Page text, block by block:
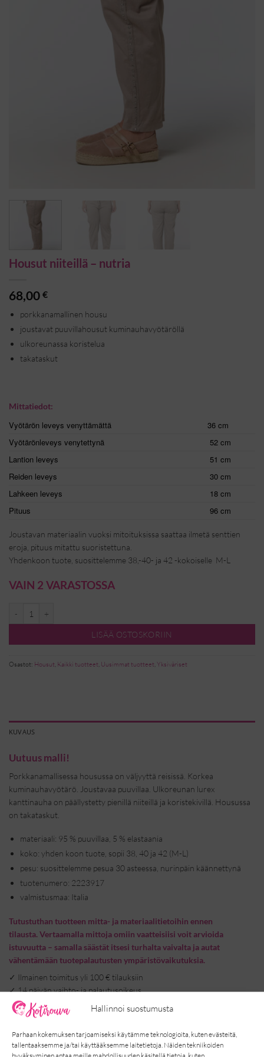
Hallinnoi suostumusta
Parhaan kokemuksen tarjoamiseksi käytämme teknologioita, kuten evästeitä,
tallentaaksemme ja/tai käyttääksemme laitetietoja. Näiden tekniikoiden
Housut niiteillä – nutria
68,00 €
porkkanamallinen housu
joustavat puuvillahousut kuminauhavyötäröllä
ulkoreunassa koristelua
takataskut
Mittatiedot:
Vyötärön leveys venyttämättä
36 cm
Vyötärönleveys venytettynä
52 cm
Lantion leveys
51 cm
Reiden leveys
30 cm
Lahkeen leveys
18 cm
Pituus
96 cm
Joustavan materiaalin vuoksi mitoituksissa saattaa ilmetä senttien
eroja, pituus mitattu suoristettuna.
Yhdenkoon tuote, suosittelemme 38,-40- ja 42 -kokoiselle M-L
VAIN 2 VARASTOSSA
LISÄÄ OSTOSKORIIN
Osastot: Housut, Kaikki tuotteet, Uusimmat tuotteet,Yksiväriset
KUVAUS
Uutuus malli!
Porkkanamallisessa housussa on väljyyttä reisissä. Korkea
kuminauhavyötärö. Joustavaa puuvillaa. Ulkoreunan lurex
kanttinauha on päällystetty pienillä niiteillä ja koristekivillä. Housussa
on takataskut.
materiaali: 95 % puuvillaa, 5 % elastaania
koko: yhden koon tuote, sopii 38, 40 ja 42 (M-L)
pesu: suosittelemme pesua 30 asteessa, nurinpäin käännettynä
tuotenumero: 2223917
valmistusmaa: Italia
Tutustuthan tuotteen mitta- ja materiaalitietoihin ennen
tilausta. Vertaamalla mittoja omiin vaatteisiisi voit arvioida
istuvuutta – samalla säästät itsesi turhalta vaivalta ja autat
vähentämään tuotepalautusten ympäristövaikutuksia.
✓ Ilmainen toimitus yli 100 € tilauksiin
✓14 päivän vaihto- ja palautusoikeus
✓Toimitus 2-5 arkipäivää
yhteyttä – autamme mielellämme. 🩷